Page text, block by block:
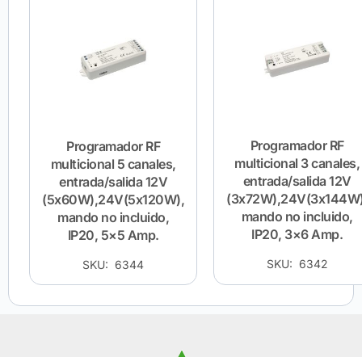
Programador RF
multicional 5 canales,
entrada/salida 12V
(5x60W),24V(5x120W),
mando no incluido,
IP20, 5×5 Amp.
SKU: 6344
Programador RF
multicional 3 canales,
entrada/salida 12V
mando no incluido,
IP20, 3×6 Amp.
SKU: 6342